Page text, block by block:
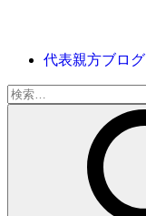
代表親方ブログ
検
索: